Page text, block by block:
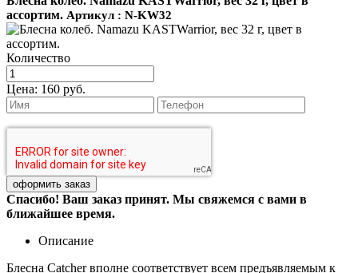
ассортим. Артикул : N-KW32
Количество
Цена: 160 руб.
Спасибо! Ваш заказ принят. Мы свяжемся с вами в
ближайшее время.
Описание
Блесна Catcher вполне соответствует всем предъявляемым к